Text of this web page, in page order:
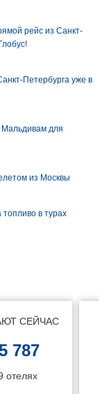
рейс из Санкт-
Петербурга уже в
для
из Москвы
топливо в турах
СЕЙЧАС
787
отелях